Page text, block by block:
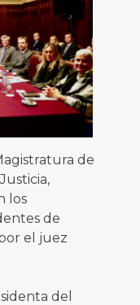
de
los
de
el juez
del